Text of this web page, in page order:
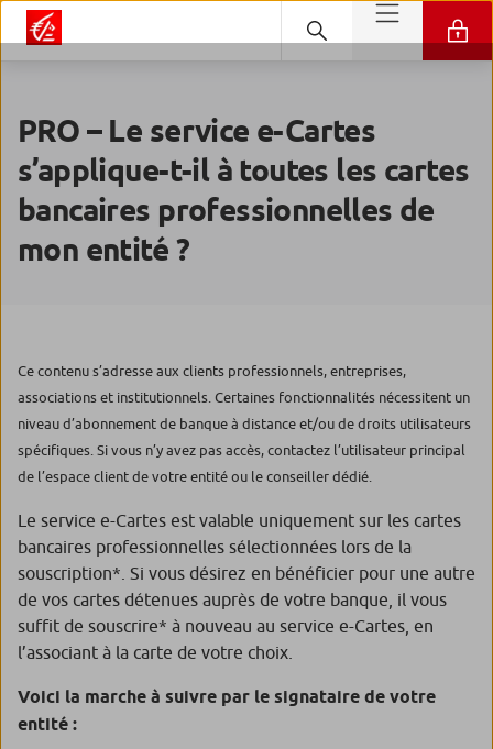
PRO – Le service e-Cartes
s’applique-t-il à toutes les cartes
bancaires professionnelles de
mon entité ?
Ce contenu s’adresse aux clients professionnels, entreprises,
associations et institutionnels. Certaines fonctionnalités nécessitent un
niveau d’abonnement de banque à distance et/ou de droits utilisateurs
spécifiques. Si vous n’y avez pas accès, contactez l’utilisateur principal
de l’espace client de votre entité ou le conseiller dédié.
Le service e-Cartes est valable uniquement sur les cartes
bancaires professionnelles sélectionnées lors de la
souscription*. Si vous désirez en bénéficier pour une autre
de vos cartes détenues auprès de votre banque, il vous
suffit de souscrire* à nouveau au service e-Cartes, en
l’associant à la carte de votre choix.
Voici la marche à suivre par le signataire de votre
entité :